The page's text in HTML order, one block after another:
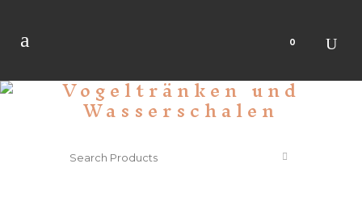
0
Vogeltränken und
Wasserschalen